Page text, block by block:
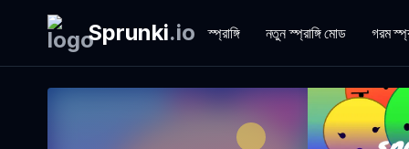
Sprunki.io স্প্রাঙ্গি নতুন স্প্রাঙ্গি মোড গরম